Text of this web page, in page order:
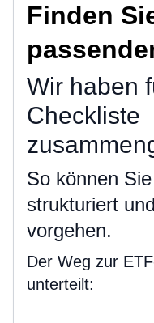
Finden
Wir haben
Checkliste
So können
strukturiert
vorgehen.
Der Weg zur
unterteilt: